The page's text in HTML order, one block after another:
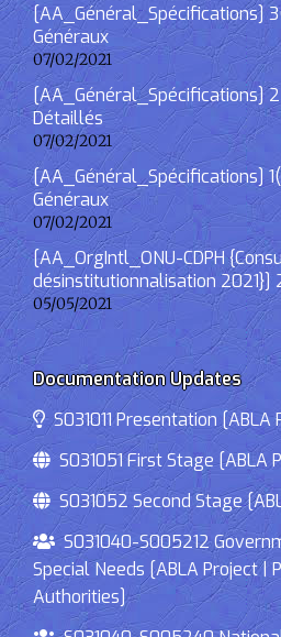
[AA_Général_Spécifications]
Généraux
07/02/2021
[AA_Général_Spécifications]
Détaillés
07/02/2021
[AA_Général_Spécifications]
Généraux
07/02/2021
[AA_OrgIntl_ONU-CDPH
désinstitutionnalisation 2021}]
05/05/2021
Documentation Updates
S031011 Presentation [ABLA
S031051 First Stage [ABLA
S031052 Second Stage
S031040-S005212
Special Needs [ABLA Project |
Authorities]